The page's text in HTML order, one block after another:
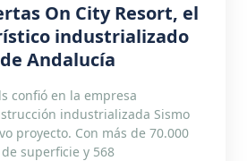
On City Resort, el
industrializado
Andalucía
confió en la empresa
industrializada Sismo
proyecto. Con más de 70.000
superficie y 568